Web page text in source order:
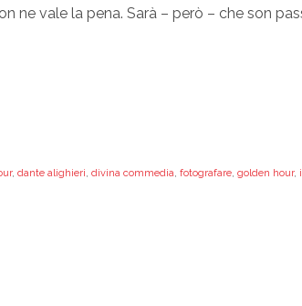
ne vale la pena. Sarà – però – che son
, dante alighieri, divina commedia, fotografare, golden hour,